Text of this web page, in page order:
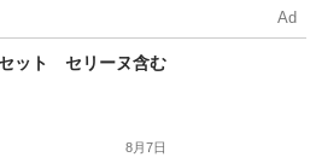
Ad
ット セリーヌ含む
8月7日